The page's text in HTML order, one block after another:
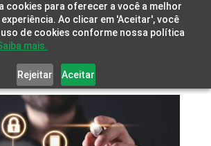
cookies para oferecer a você a melhor
Ao clicar em 'Aceitar', você
de cookies conforme nossa política
mais.
Rejeitar Aceitar